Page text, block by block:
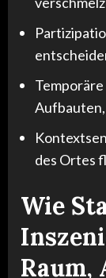
des Ortes
Wie